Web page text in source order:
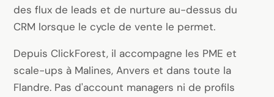
des flux de leads et de nurture au-dessus du
CRM lorsque le cycle de vente le permet.
Depuis ClickForest, il accompagne les PME et
scale-ups à Malines, Anvers et dans toute la
Flandre. Pas d'account managers ni de profils